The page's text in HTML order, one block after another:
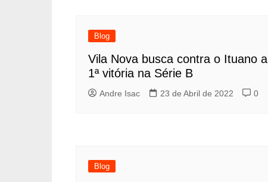
Blog
Vila Nova busca contra o Ituano a
1ª vitória na Série B
Andre Isac 23 de Abril de 2022 0
Blog